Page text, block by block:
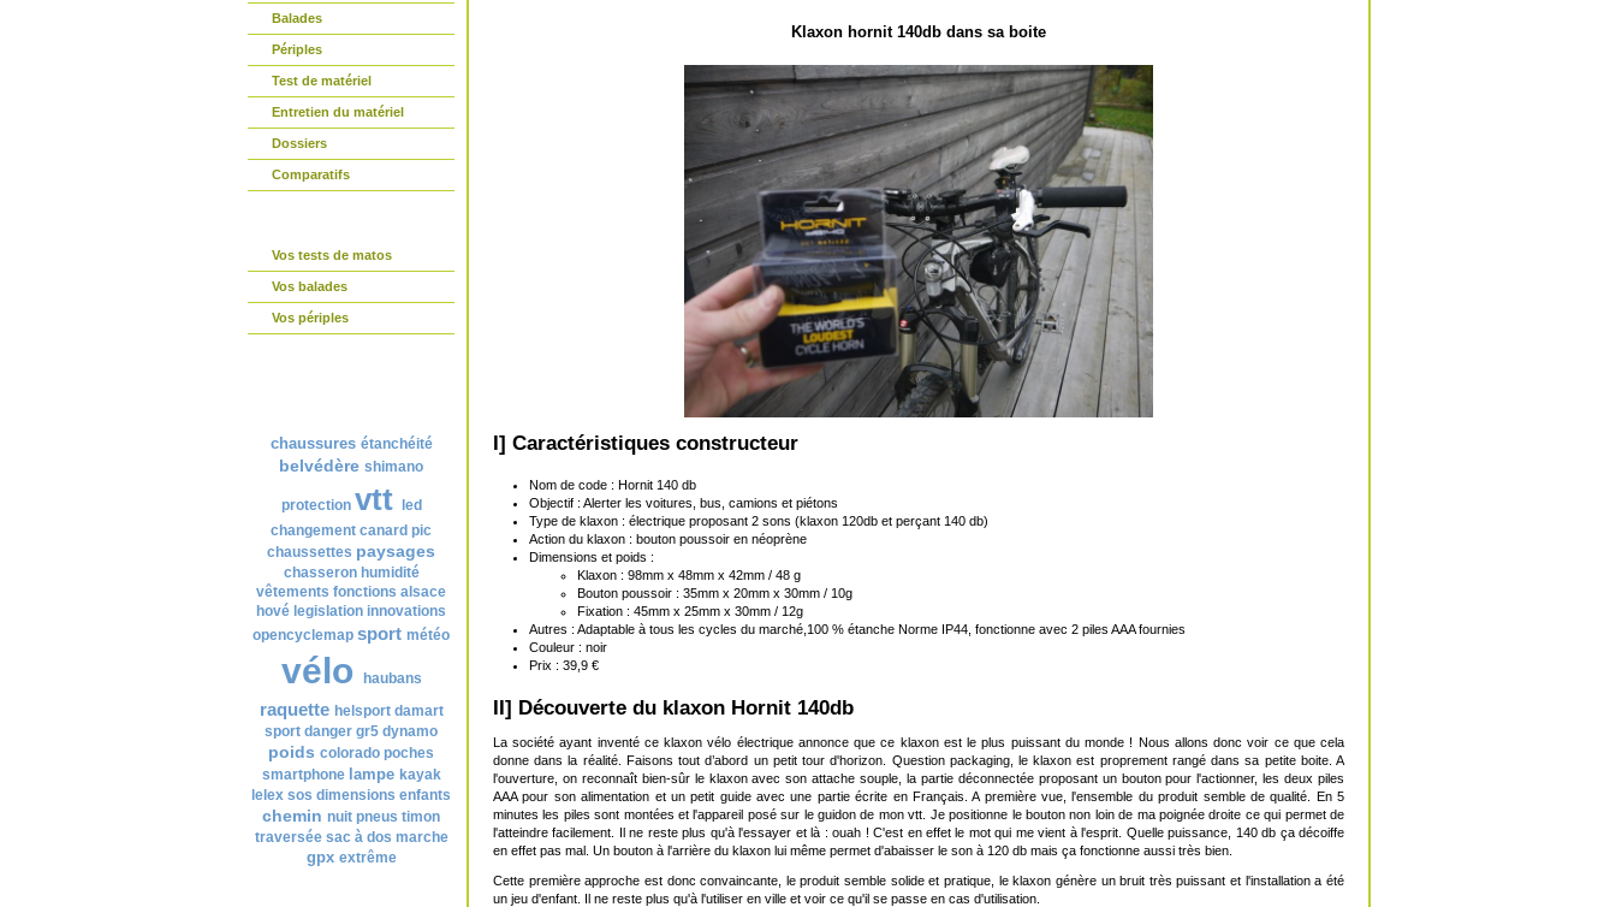
Balades
Périples
Test de matériel
Entretien du matériel
Dossiers
Comparatifs
Vos tests de matos
Vos balades
Vos périples
chaussures étanchéité
belvédère shimano
protection vtt
led
changement canard pic
chaussettes paysages
chasseron humidité
vêtements fonctions alsace
hové legislation innovations
opencyclemap sport météo
vélo haubans
raquette helsport damart
sport danger gr5 dynamo
poids colorado poches
smartphone lampe kayak
lelex sos dimensions enfants
chemin nuit pneus timon
traversée sac à dos marche
gpx extrême
Klaxon hornit 140db dans sa boite
I] Caractéristiques constructeur
Nom de code : Hornit 140 db
Objectif : Alerter les voitures, bus, camions et piétons
Type de klaxon : électrique proposant 2 sons (klaxon 120db et perçant 140 db)
Action du klaxon : bouton poussoir en néoprène
Dimensions et poids :
Klaxon : 98mm x 48mm x 42mm / 48 g
Bouton poussoir : 35mm x 20mm x 30mm / 10g
Fixation : 45mm x 25mm x 30mm / 12g
Autres : Adaptable à tous les cycles du marché,100 % étanche Norme IP44, fonctionne avec 2 piles AAA fournies
Couleur : noir
Prix : 39,9 €
II] Découverte du klaxon Hornit 140db
La société ayant inventé ce klaxon vélo électrique annonce que ce klaxon est le plus puissant du monde ! Nous allons donc voir ce que cela
donne dans la réalité. Faisons tout d’abord un petit tour d'horizon. Question packaging, le klaxon est proprement rangé dans sa petite boite. A
l'ouverture, on reconnaît bien-sûr le klaxon avec son attache souple, la partie déconnectée proposant un bouton pour l'actionner, les deux piles
AAA pour son alimentation et un petit guide avec une partie écrite en Français. A première vue, l'ensemble du produit semble de qualité. En 5
minutes les piles sont montées et l'appareil posé sur le guidon de mon vtt. Je positionne le bouton non loin de ma poignée droite ce qui permet de
l'atteindre facilement. Il ne reste plus qu'à l'essayer et là : ouah ! C'est en effet le mot qui me vient à l'esprit. Quelle puissance, 140 db ça décoiffe
en effet pas mal. Un bouton à l'arrière du klaxon lui même permet d'abaisser le son à 120 db mais ça fonctionne aussi très bien.
Cette première approche est donc convaincante, le produit semble solide et pratique, le klaxon génère un bruit très puissant et l'installation a été
un jeu d'enfant. Il ne reste plus qu'à l'utiliser en ville et voir ce qu'il se passe en cas d'utilisation.